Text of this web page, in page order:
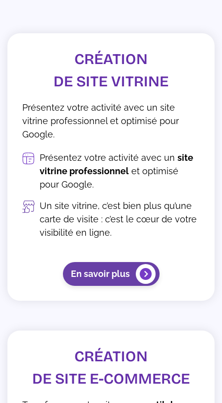
CRÉATION
DE SITE VITRINE
Présentez votre activité avec un site
vitrine professionnel et optimisé pour
Google.
Présentez votre activité avec un site
vitrine professionnel et optimisé
pour Google.
Un site vitrine, c’est bien plus qu’une
carte de visite : c’est le cœur de votre
visibilité en ligne.
En savoir plus
CRÉATION
DE SITE E-COMMERCE